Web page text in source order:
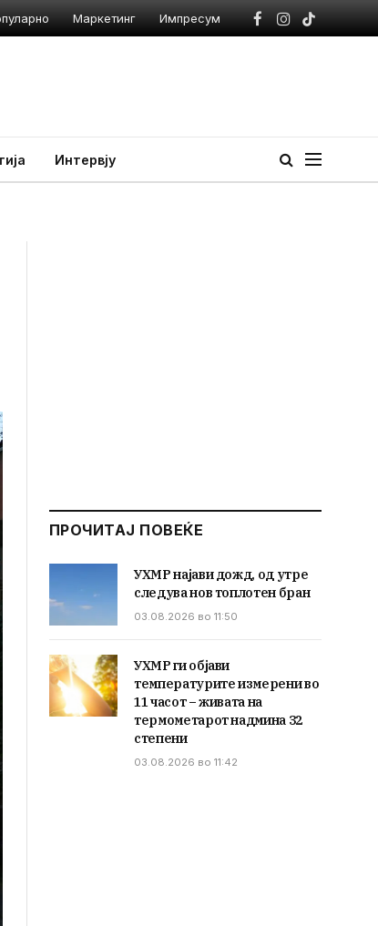
Маркетинг Импресум
Facebook
Instagram
TikTok
Интервју
ПРОЧИТАЈ ПОВЕЌЕ
УХМР најави дожд, од утре
следува нов топлотен бран
03.08.2026 во 11:50
УХМР ги објави
температурите измерени во
11 часот – живата на
термометарот надмина 32
степени
03.08.2026 во 11:42